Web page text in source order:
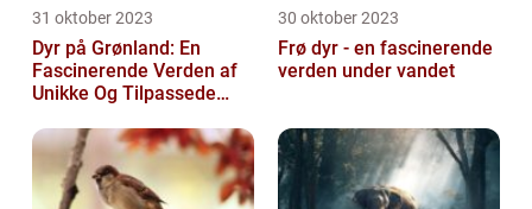
31 oktober 2023
Dyr på Grønland: En
Fascinerende Verden af
Unikke Og Tilpassede
30 oktober 2023
Frø dyr - en fascinerende
verden under vandet